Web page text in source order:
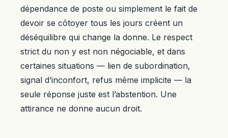
dépendance de poste ou simplement le fait de
devoir se côtoyer tous les jours créent un
déséquilibre qui change la donne. Le respect
strict du non y est non négociable, et dans
certaines situations — lien de subordination,
signal d’inconfort, refus même implicite — la
seule réponse juste est l’abstention. Une
attirance ne donne aucun droit.